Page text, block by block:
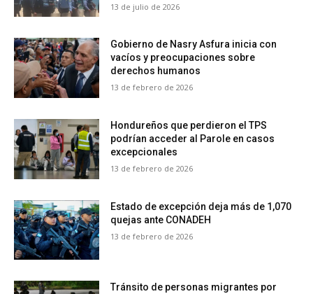
13 de julio de 2026
Gobierno de Nasry Asfura inicia con
vacíos y preocupaciones sobre
derechos humanos
13 de febrero de 2026
Hondureños que perdieron el TPS
podrían acceder al Parole en casos
excepcionales
13 de febrero de 2026
Estado de excepción deja más de 1,070
quejas ante CONADEH
13 de febrero de 2026
Tránsito de personas migrantes por